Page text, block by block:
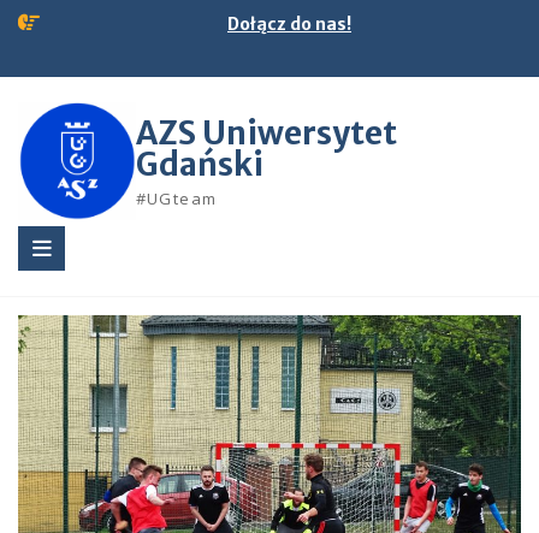
Skip
Dołącz do nas!
AZS Uniwersytet
Gdański
#UGteam